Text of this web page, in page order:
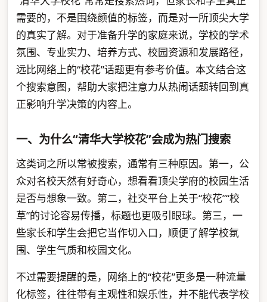
需要的，不是围绕颜值的标签，而是对一所顶尖大学
的真实了解。对于准备升学的家庭来说，学校的学术
氛围、专业实力、培养方式、校园资源和发展路径，
远比网络上的“校花”话题更有参考价值。本文结合这
个搜索意图，帮助大家把注意力从热闹话题转回到真
正影响升学决策的内容上。
一、为什么“清华大学校花”会成为热门搜索
这类词之所以常被搜索，通常有三种原因。第一，公
众对名校天然有好奇心，想看看顶尖学府的校园生活
是否与想象一致。第二，社交平台上关于“校花”“校
草”的讨论容易传播，标题也更吸引眼球。第三，一
些家长和学生会把它当作切入口，顺便了解学校氛
围、学生气质和校园文化。
不过需要提醒的是，网络上的“校花”更多是一种流量
化标签，往往带有主观性和娱乐性，并不能代表学校